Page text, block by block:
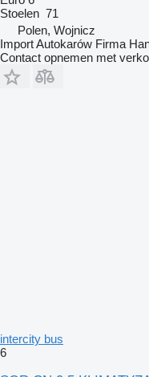
Stoelen 71
Polen, Wojnicz
Import Autokarów Firma
Contact opnemen met
intercity bus
6